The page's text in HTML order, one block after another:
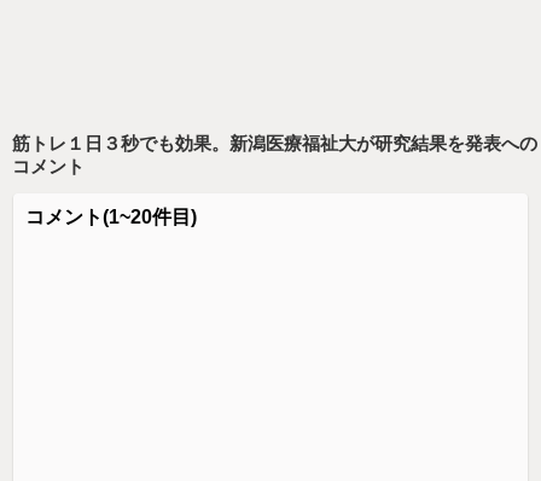
筋トレ１日３秒でも効果。新潟医療福祉大が研究結果を発表への
コメント
コメント(1~20件目)